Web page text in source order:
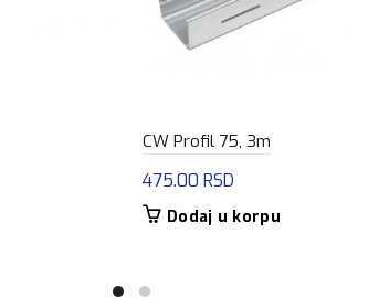
CW Profil 75, 3m
475.00 RSD
Dodaj u korpu